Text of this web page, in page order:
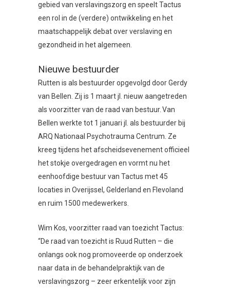
gebied van verslavingszorg en speelt Tactus
een rol in de (verdere) ontwikkeling en het
maatschappelijk debat over verslaving en
gezondheid in het algemeen.
Nieuwe bestuurder
Rutten is als bestuurder opgevolgd door Gerdy
van Bellen. Zij is 1 maart jl. nieuw aangetreden
als voorzitter van de raad van bestuur. Van
Bellen werkte tot 1 januari jl. als bestuurder bij
ARQ Nationaal Psychotrauma Centrum. Ze
kreeg tijdens het afscheidsevenement officieel
het stokje overgedragen en vormt nu het
eenhoofdige bestuur van Tactus met 45
locaties in Overijssel, Gelderland en Flevoland
en ruim 1500 medewerkers.
Wim Kos, voorzitter raad van toezicht Tactus:
“De raad van toezicht is Ruud Rutten – die
onlangs ook nog promoveerde op onderzoek
naar data in de behandelpraktijk van de
verslavingszorg – zeer erkentelijk voor zijn